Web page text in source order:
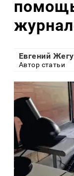
Евгений
Автор статьи